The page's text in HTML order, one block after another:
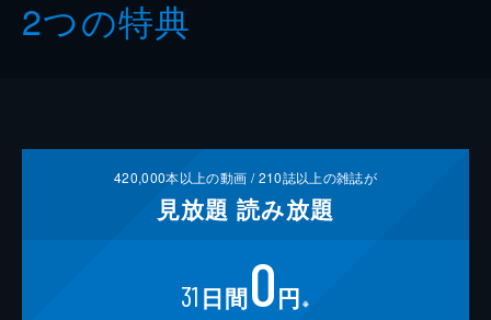
2つの特典
420,000本以上の動画 /210誌以上の雑誌が
見放題 読み放題
31 日間0円 ※